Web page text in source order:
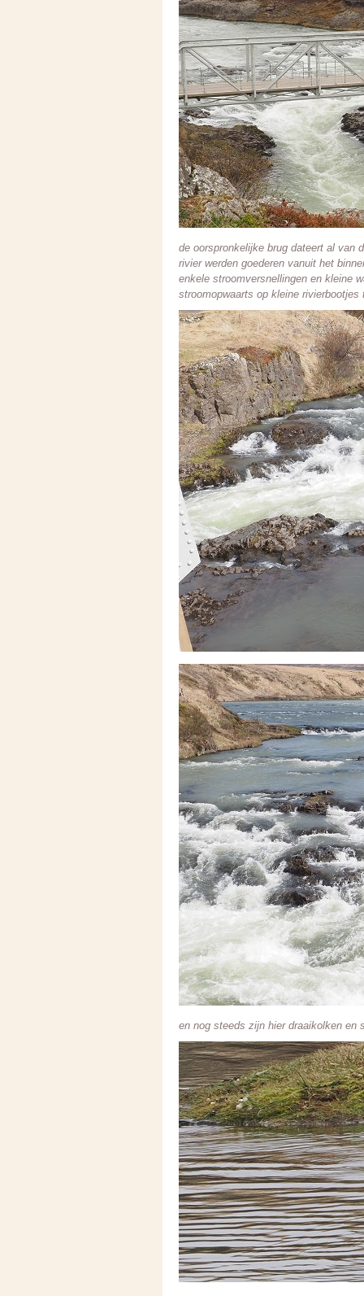
de oorspronkelijke brug dateert al van
rivier werden goederen vanuit het
enkele stroomversnellingen en kleine
stroomopwaarts op kleine rivierbootjes
en nog steeds zijn hier draaikolken en